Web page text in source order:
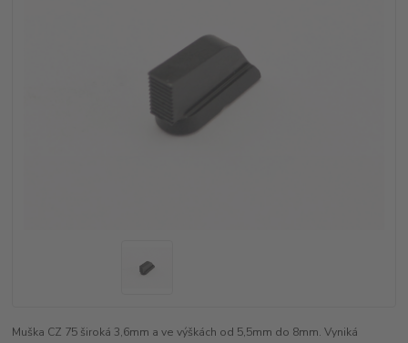
Muška CZ 75 široká 3,6mm a ve výškách od 5,5mm do 8mm. Vyniká